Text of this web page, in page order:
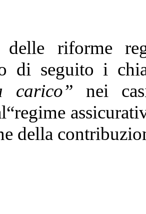
riforme
di seguito i
carico” nei
della